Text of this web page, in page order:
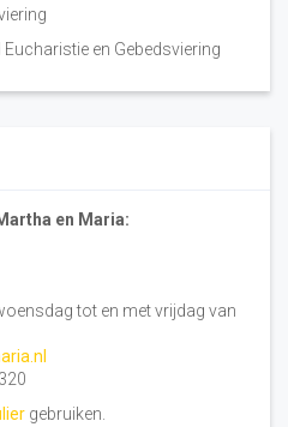
en Gebedsviering
en Maria:
tot en met vrijdag van
gebruiken.